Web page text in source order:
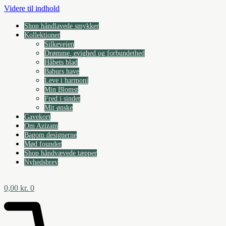
Videre til indhold
Shop håndlavede smykker
Kollektioner
Silkevejen
Drømme, evighed og forbundethed
Håbets blad
Baburs have
Leve i harmoni
Min Blomst
Fred i sindet
Mit ønske
Gavekort
Om Azizam
Bagom designerne
Mød founder
Shop håndvævede tæpper
Nyhedsbrev
0,00 kr. 0